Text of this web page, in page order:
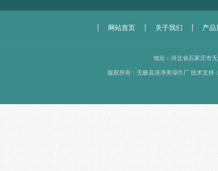
网站首页 关于我们 产品
地址：河北省石家庄市
版权所有：无极县浴净美澡巾厂 技术支持